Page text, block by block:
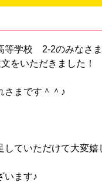
学校 2-2のみなさま
をいただきました！
さまです＾＾♪
していただけて大変嬉
います♪